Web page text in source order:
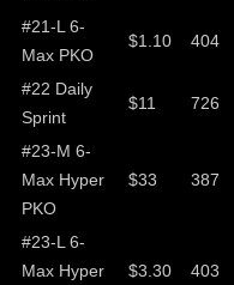
#21-L 6-
Max PKO
$1.10 404
#22 Daily
Sprint
$11 726
#23-M 6-
Max Hyper
PKO
$33 387
#23-L 6-
Max Hyper
$3.30 403